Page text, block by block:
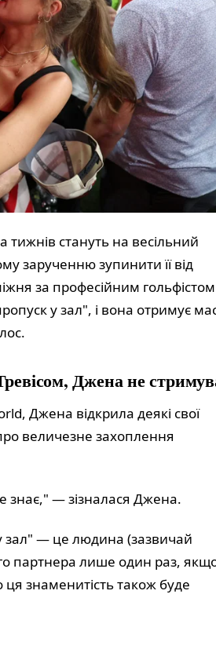
тижнів стануть на весільний
зарученню зупинити її від
за професійним гольфістом
у зал", і вона отримує
Джена не
Джена відкрила деякі свої
величезне захоплення
знає," — зізналася Джена.
зал" — це людина (зазвичай
партнера лише один раз,
знаменитість також буде